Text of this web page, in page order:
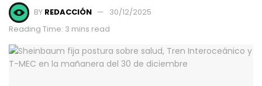
BY REDACCIÓN
30/12/2025
Reading Time: 3 mins read